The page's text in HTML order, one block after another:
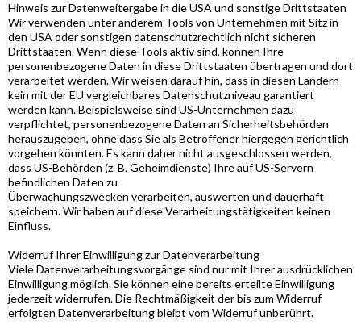
Hinweis zur Datenweitergabe in die USA und sonstige Drittstaaten
Wir verwenden unter anderem Tools von Unternehmen mit Sitz in
den USA oder sonstigen datenschutzrechtlich nicht sicheren
Drittstaaten. Wenn diese Tools aktiv sind, können Ihre
personenbezogene Daten in diese Drittstaaten übertragen und dort
verarbeitet werden. Wir weisen darauf hin, dass in diesen Ländern
kein mit der EU vergleichbares Datenschutzniveau garantiert
werden kann. Beispielsweise sind US-Unternehmen dazu
verpflichtet, personenbezogene Daten an Sicherheitsbehörden
herauszugeben, ohne dass Sie als Betroffener hiergegen gerichtlich
vorgehen könnten. Es kann daher nicht ausgeschlossen werden,
dass US-Behörden (z. B. Geheimdienste) Ihre auf US-Servern
befindlichen Daten zu
Überwachungszwecken verarbeiten, auswerten und dauerhaft
speichern. Wir haben auf diese Verarbeitungstätigkeiten keinen
Einfluss.
Widerruf Ihrer Einwilligung zur Datenverarbeitung
Viele Datenverarbeitungsvorgänge sind nur mit Ihrer ausdrücklichen
Einwilligung möglich. Sie können eine bereits erteilte Einwilligung
jederzeit widerrufen. Die Rechtmäßigkeit der bis zum Widerruf
erfolgten Datenverarbeitung bleibt vom Widerruf unberührt.